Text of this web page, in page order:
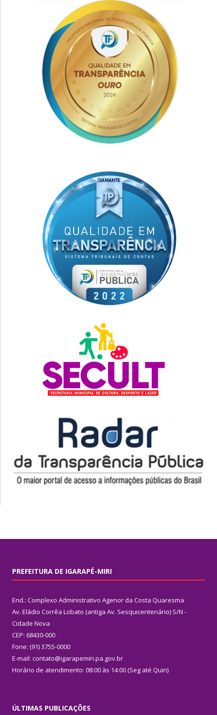
PREFEITURA DE IGARAPÉ-MIRI
End.: Complexo Administrativo Agenor da Costa Quaresma
Av. Eládio Corrêa Lobato (antiga Av. Sesquicentenário) S/N -
Cidade Nova
CEP: 68430-000
Fone: (91) 3755-0000
E-mail: contato@igarapemiri.pa.gov.br
Horário de atendimento: 08:00 às 14:00 (Seg até Quin)
ÚLTIMAS PUBLICAÇÕES